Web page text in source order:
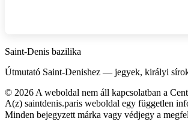
Saint‑Denis bazilika
Útmutató Saint‑Denishez — jegyek, királyi
© 2026 A weboldal nem áll kapcsolatban a
A(z) saintdenis.paris weboldal egy független
Minden bejegyzett márka vagy védjegy a